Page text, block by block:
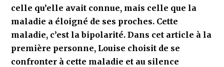
celle qu’elle avait connue, mais celle que la
maladie a éloigné de ses proches. Cette
maladie, c’est la bipolarité. Dans cet article à la
première personne, Louise choisit de se
confronter à cette maladie et au silence